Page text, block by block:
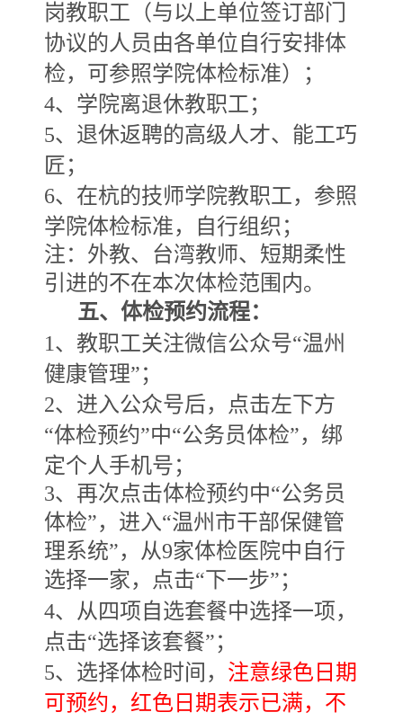
岗教职工（与以上单位签订部门
协议的人员由各单位自行安排体
检，可参照学院体检标准）；
4、学院离退休教职工；
5、退休返聘的高级人才、能工巧
匠；
6、在杭的技师学院教职工，参照
学院体检标准，自行组织；
注：外教、台湾教师、短期柔性
引进的不在本次体检范围内。
五、体检预约流程：
1、教职工关注微信公众号“温州
健康管理”；
2、进入公众号后，点击左下方
“体检预约”中“公务员体检”，绑
定个人手机号；
3、再次点击体检预约中“公务员
体检”，进入“温州市干部保健管
理系统”，从9家体检医院中自行
选择一家，点击“下一步”；
4、从四项自选套餐中选择一项，
点击“选择该套餐”；
5、选择体检时间， 注意绿色日期
可预约，红色日期表示已满，不